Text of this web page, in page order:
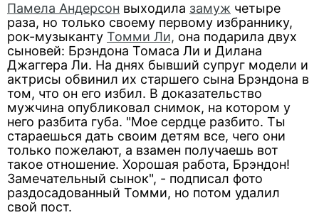
Памела Андерсон выходила замуж четыре
раза, но только своему первому избраннику,
рок-музыканту Томми Ли, она подарила двух
сыновей: Брэндона Томаса Ли и Дилана
Джаггера Ли. На днях бывший супруг модели и
актрисы обвинил их старшего сына Брэндона в
том, что он его избил. В доказательство
мужчина опубликовал снимок, на котором у
него разбита губа. "Мое сердце разбито. Ты
стараешься дать своим детям все, чего они
только пожелают, а взамен получаешь вот
такое отношение. Хорошая работа, Брэндон!
Замечательный сынок", - подписал фото
раздосадованный Томми, но потом удалил
свой пост.